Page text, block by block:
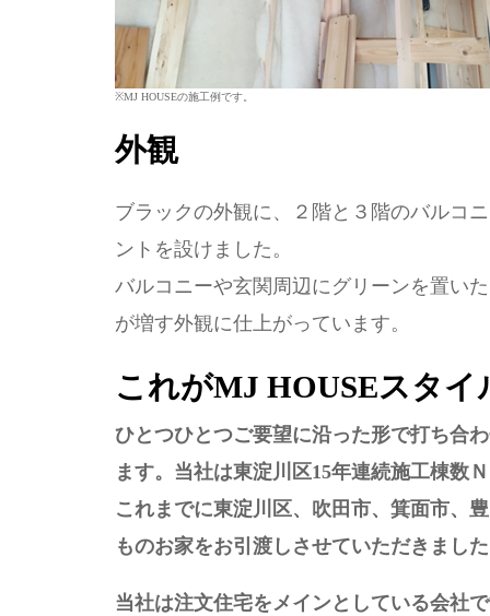
※MJ HOUSEの施工例です。
外観
ブラックの外観に、２階と３階のバルコ
ントを設けました。
バルコニーや玄関周辺にグリーンを置い
が増す外観に仕上がっています。
これがMJ HOUSEスタイ
ひとつひとつご要望に沿った形で打ち合
ます。当社は東淀川区15年連続施工棟数
これまでに東淀川区、吹田市、箕面市、
ものお家をお引渡しさせていただきまし
当社は注文住宅をメインとしている会社